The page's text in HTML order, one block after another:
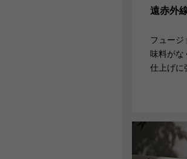
率が高く
仕上げま
こ
遠赤外
フュージ
味料がな
仕上げに